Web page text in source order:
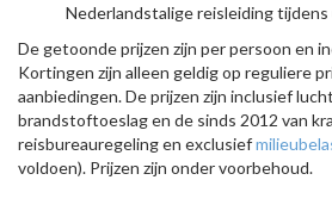
Nederlandstalige reisleiding tijdens
De getoonde prijzen zijn per persoon en
Kortingen zijn alleen geldig op reguliere
aanbiedingen. De prijzen zijn inclusief
brandstoftoeslag en de sinds 2012 van
reisbureauregeling en exclusief
voldoen). Prijzen zijn onder voorbehoud.